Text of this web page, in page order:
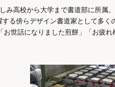
み高校から大学まで書道部に所属
る傍らデザイン書道家として多
お世話になりました煎餅」「お疲